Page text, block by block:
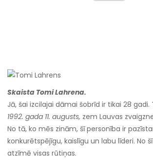
Skaista Tomi Lahrena.
Jā, šai izcilajai dāmai šobrīd ir tikai 28 gadi.
1992. gada 11. augusts, zem Lauvas
No tā, ko mēs zinām, šī personība ir
konkurētspējīgu, kaislīgu un labu līderi. No
atzīmē visas rūtiņas.